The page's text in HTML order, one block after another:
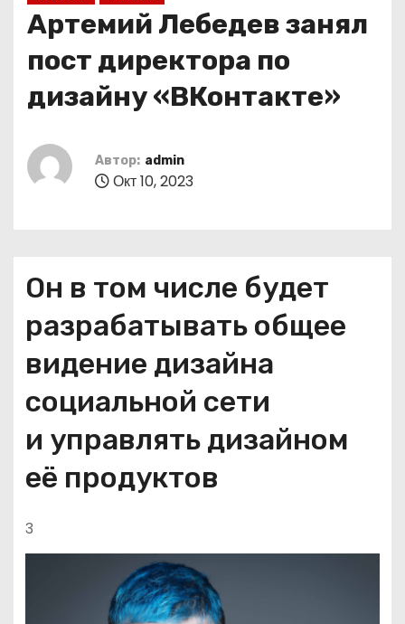
Артемий Лебедев занял
пост директора по
дизайну «ВКонтакте»
Автор: admin
Окт 10, 2023
Он в том числе будет
разрабатывать общее
видение дизайна
социальной сети
и управлять дизайном
её продуктов
3